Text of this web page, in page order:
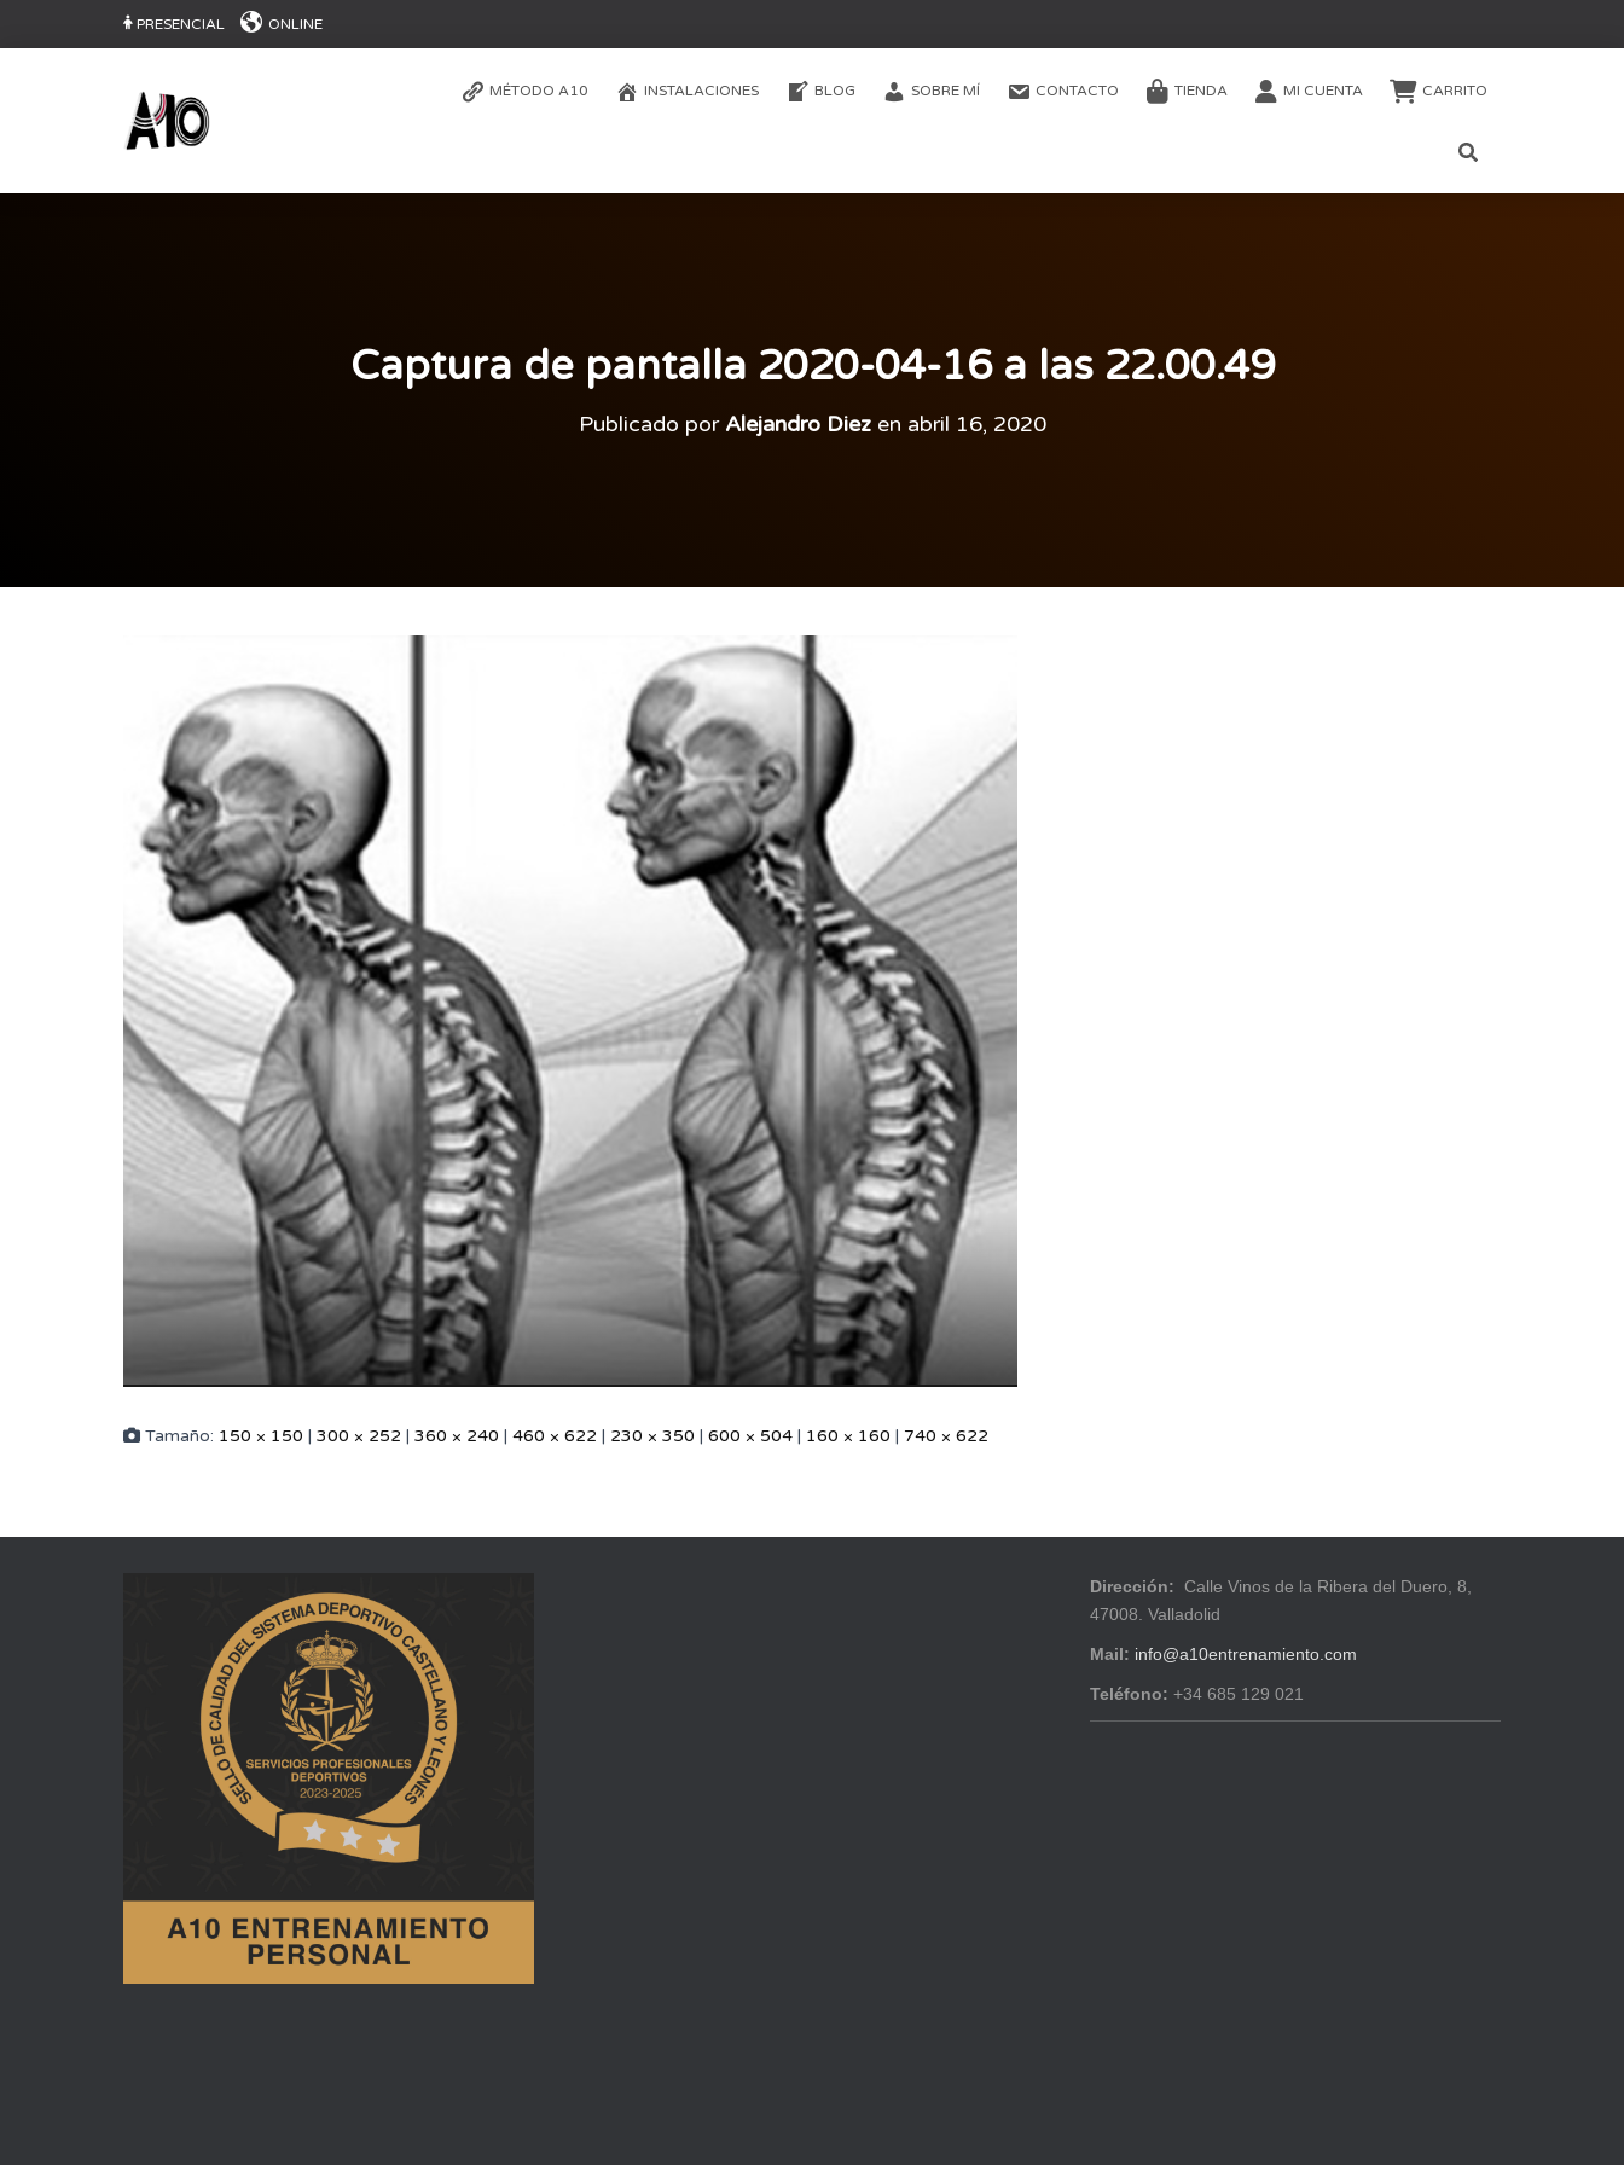
PRESENCIAL ONLINE
MÉTODO A10 INSTALACIONES BLOG SOBRE MÍ CONTACTO TIENDA MI CUENTA CARRITO
Captura de pantalla 2020-04-16 a las 22.00.49
Publicado por Alejandro Diezen abril 16, 2020
Tamaño: 150 × 150 | 300 × 252 | 360 × 240 | 460 × 622 | 230 × 350 | 600 × 504 | 160 × 160 | 740 × 622
Dirección: Calle Vinos de la Ribera del Duero, 8,
47008. Valladolid
Mail: info@a10entrenamiento.com
Teléfono: +34 685 129 021